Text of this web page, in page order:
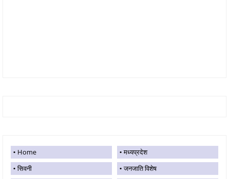
Home
मध्यप्रदेश
सिवनी
जनजाति विशेष